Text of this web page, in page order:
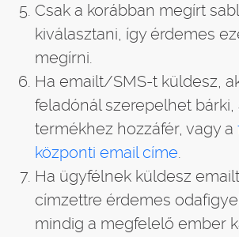
Csak a korábban megírt
kiválasztani, így érdemes
megírni.
Ha emailt/SMS-t küldesz,
feladónál szerepelhet bárki,
termékhez hozzáfér, vagy a
központi email címe.
Ha ügyfélnek küldesz
címzettre érdemes
mindig a megfelelő ember